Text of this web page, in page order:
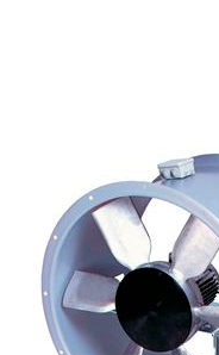
DETAILS